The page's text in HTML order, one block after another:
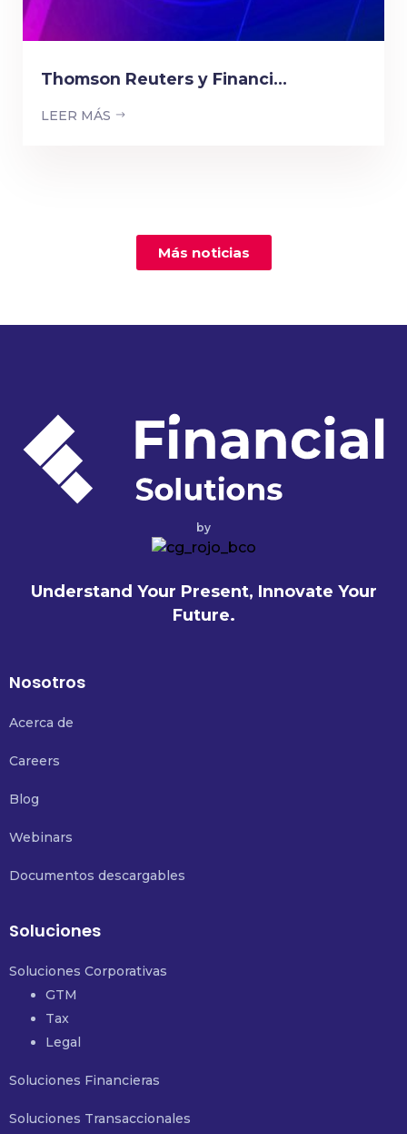
Thomson Reuters y Financi...
LEER MÁS
Más noticias
by
Understand Your Present, Innovate Your
Future.
Nosotros
Acerca de
Careers
Blog
Webinars
Documentos descargables
Soluciones
Soluciones Corporativas
GTM
Tax
Legal
Soluciones Financieras
Soluciones Transaccionales